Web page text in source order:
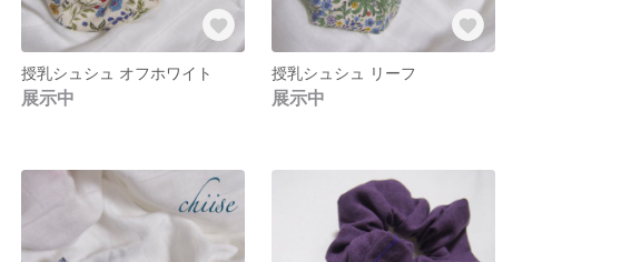
授乳シュシュ オフホワイト
展示中
授乳シュシュ リーフ
展示中